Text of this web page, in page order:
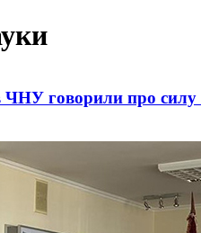
говорили про силу